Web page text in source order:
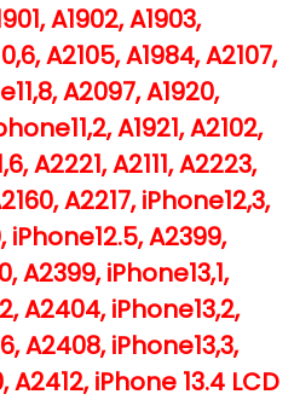
A1902, A1903,
A2105, A1984, A2107,
A2097, A1920,
A1921, A2102,
A2221, A2111, A2223,
A2217, iPhone12,3,
iPhone12.5, A2399,
A2399, iPhone13,1,
A2404, iPhone13,2,
A2408, iPhone13,3,
A2412, iPhone 13.4 LCD